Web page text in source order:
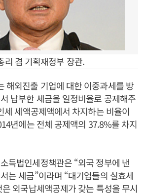
겸 기획재정부 장관.
해외진출 기업에 대한 이중과세를 방
납부한 세금을 일정비율로 공제해주
세 세액공제액에서 차지하는 비율이
년에는 전체 공제액의 37.8%를 차지
득법인세정책관은 “외국 정부에 낸
는 세금”이라며 “대기업들의 실효세
외국납세액공제가 갖는 특성을 무시